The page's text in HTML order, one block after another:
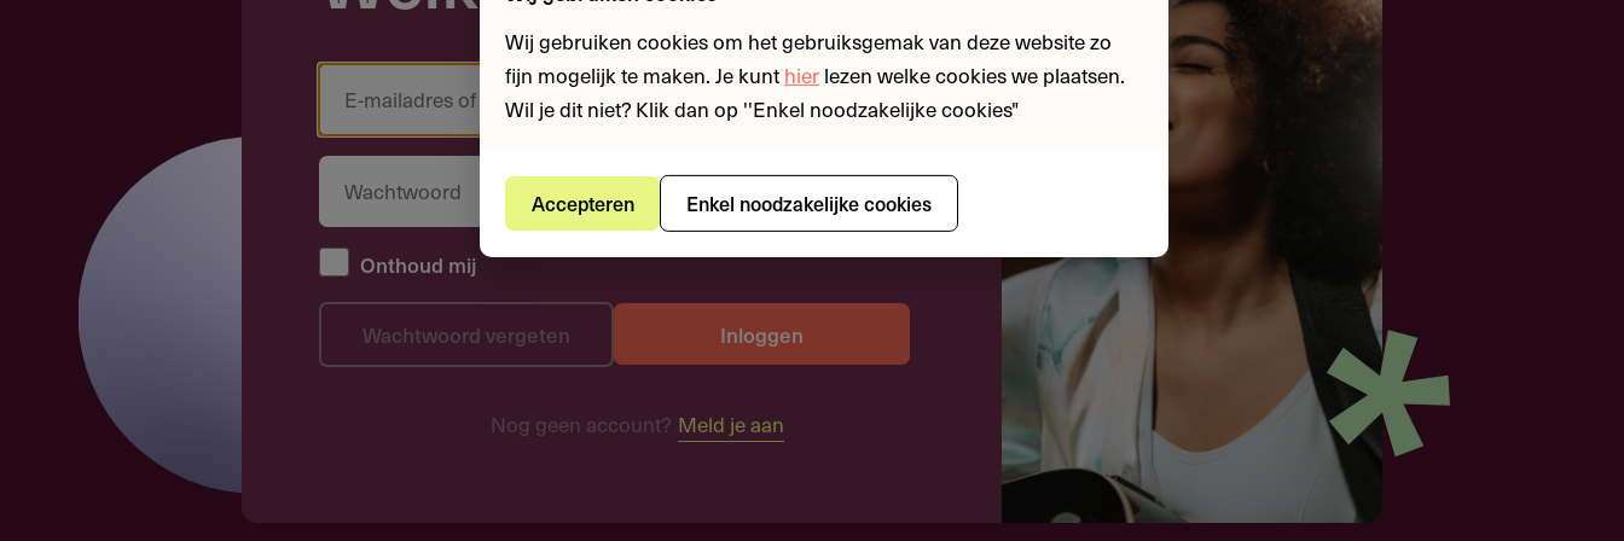
Onthoud mij
Inloggen
Wachtwoord vergeten
Nog geen account? Meld je aan
Wij gebruiken cookies om het gebruiksgemak van deze website zo
fijn mogelijk te maken. Je kunthierlezen welke cookies we plaatsen.
Wil je dit niet? Klik dan op ''Enkel noodzakelijke cookies"
Accepteren Enkel noodzakelijke cookies